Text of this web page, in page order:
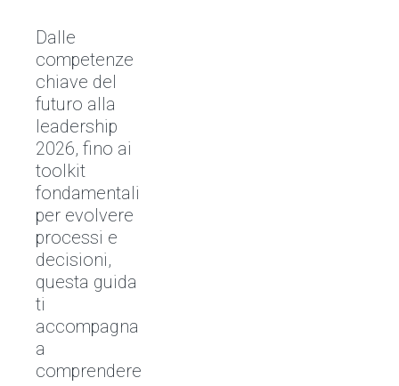
Dalle
competenze
chiave del
futuro alla
leadership
2026, fino ai
toolkit
fondamentali
per evolvere
processi e
decisioni,
questa guida
ti
accompagna
a
comprendere